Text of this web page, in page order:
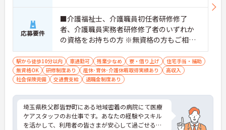
応募要件
■介護福祉士、介護職員初任者研修修了
者、介護職員実務者研修修了者のいずれか
の資格をお持ちの方 ※無資格の方もご相談
ください。 ■普通自動車運転免許あれば尚
可（ＡＴ限定可） ■未経験の方OK ■病院で
の看護助手や介護施設等での介護、夜勤経
験があれば尚可
駅から徒歩10分以内 車通勤可 残業少なめ 寮・借り上げ
住宅手当・補助
無資格OK
研修制度あり 産休･育休･介護休暇取得実績あり
高収入
社会保険完備
交通費支給 退職金制度あり
埼玉県秩父郡皆野町にある地域密着の病院にて医療
ケアスタッフのお仕事です。あなたの経験やスキル
を活かして、利用者の皆さまが安心して過ごせる空